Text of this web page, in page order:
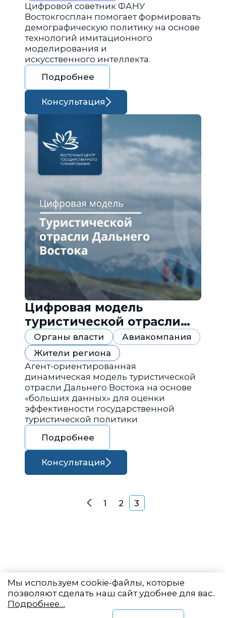
Цифровой советник ФАНУ
Востокгосплан помогает формировать
демографическую политику на основе
технологий имитационного
моделирования и
искусственного интеллекта.
Подробнее
Консультация
Цифровая модель
туристической отрасли
Дальнего Востока
Органы власти
Авиакомпания
Жители региона
Агент-ориентированная
динамическая модель туристической
отрасли Дальнего Востока на основе
«больших данных» для оценки
эффективности государственной
туристической политики
Подробнее
Консультация
Навигация по
Назад
1 2 3
Мы используем cookie-файлы, которые
позволяют сделать наш сайт удобнее для вас..
Подробнее…